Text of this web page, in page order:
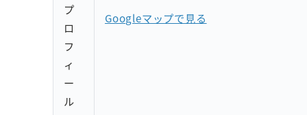
プ
ロ
フ
ィ
ー
ル
Googleマップで見る